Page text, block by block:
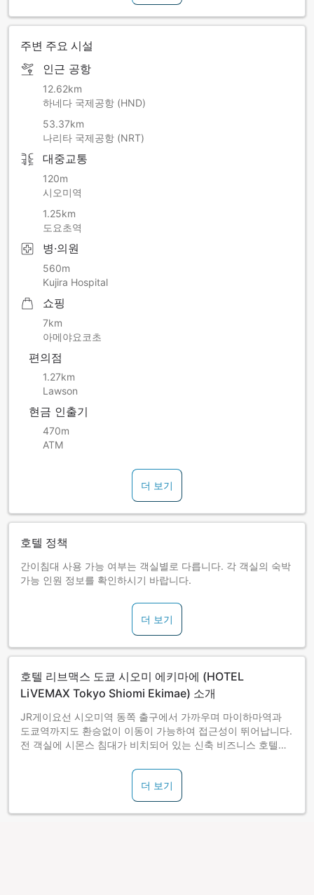
주변 주요 시설
인근 공항
12.62km
하네다 국제공항 (HND)
53.37km
나리타 국제공항 (NRT)
대중교통
120m
시오미역
1.25km
도요초역
병·의원
560m
Kujira Hospital
쇼핑
7km
아메야요코초
편의점
1.27km
Lawson
현금 인출기
470m
ATM
더 보기
호텔 정책
간이침대 사용 가능 여부는 객실별로 다릅니다. 각 객실의 숙박
가능 인원 정보를 확인하시기 바랍니다.
더 보기
호텔 리브맥스 도쿄 시오미 에키마에 (HOTEL
LiVEMAX Tokyo Shiomi Ekimae) 소개
JR게이요선 시오미역 동쪽 출구에서 가까우며 마이하마역과
도쿄역까지도 환승없이 이동이 가능하여 접근성이 뛰어납니다.
전 객실에 시몬스 침대가 비치되어 있는 신축 비즈니스 호텔입
더 보기